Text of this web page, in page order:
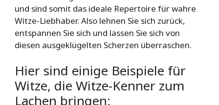
und sind somit das ideale Repertoire für wahre
Witze-Liebhaber. Also lehnen Sie sich zurück,
entspannen Sie sich und lassen Sie sich von
diesen ausgeklügelten Scherzen überraschen.
Hier sind einige Beispiele für
Witze, die Witze-Kenner zum
Lachen bringen: